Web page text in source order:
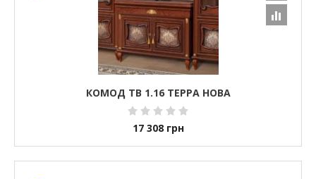
КОМОД ТВ 1.16 ТЕРРА НОВА
17 308 грн